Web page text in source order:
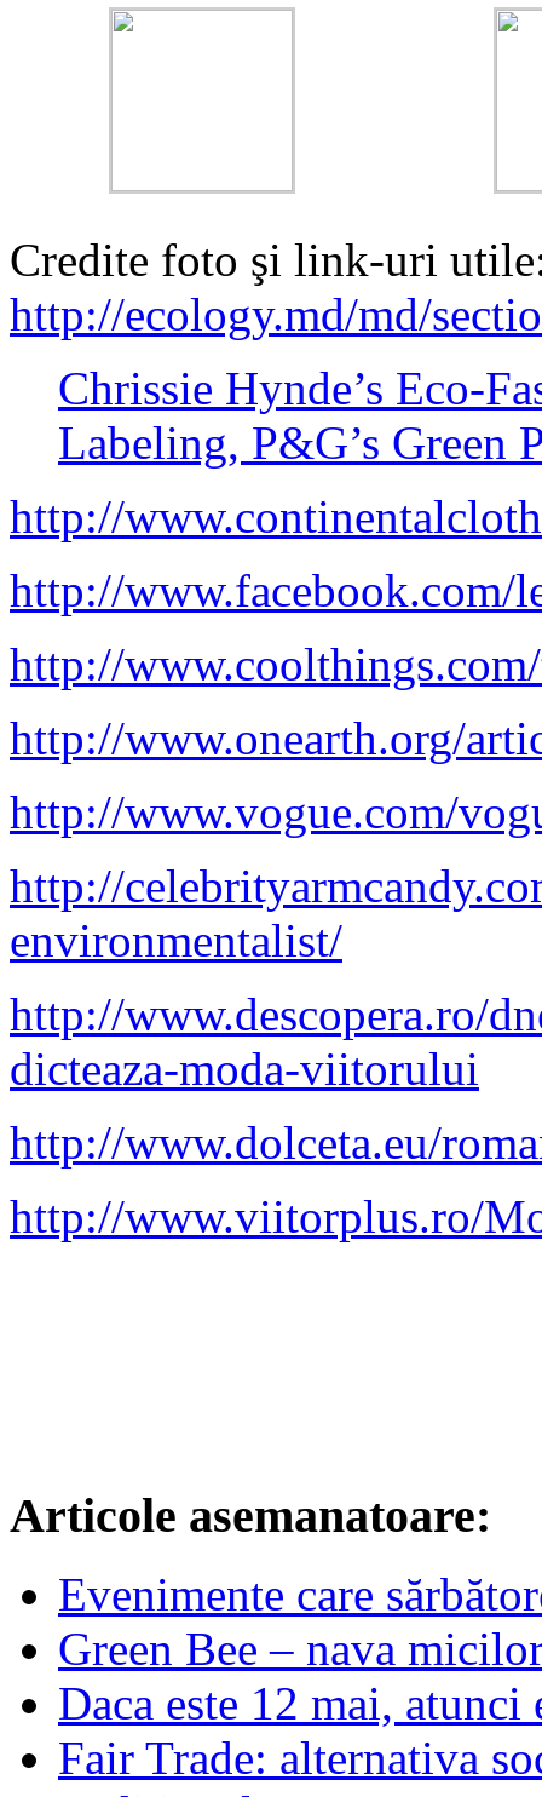
Credite foto şi link-uri
http://ecology.md/md/
Chrissie Hynde’s Eco-
Labeling, P&G’s Green
http://
http://www.facebook.com/
http://
http://www.onearth.org/
http://www.vogue.com/
http://
environmentalist/
http://www.descopera.ro/
dicteaza-moda-viitorului
http://www.dolceta.eu/
http://www.viitorplus.ro/
Articole asemanatoare:
Evenimente care
Green Bee – nava
Daca este 12 mai, atunci
Fair Trade: alternativa